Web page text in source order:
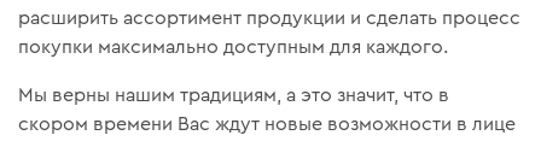
расширить ассортимент продукции и сделать процесс
покупки максимально доступным для каждого.
Мы верны нашим традициям, а это значит, что в
скором времени Вас ждут новые возможности в лице